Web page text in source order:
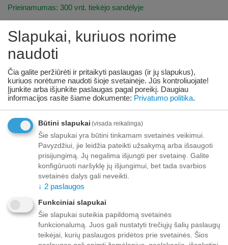
Prieinamumas: 300 vnt. tiekėjo sandėlyje
€1
Prekė
prieinama:
+
− Korejiešu
Pridėti prie pageidavimų sąrašo
Pristatymas
Iki buto durų nuo 70,00 EUR nemokamai!
Iki 69,99 EUR pristatymo mokestis:
Venipak kurjeris – 10,00 EUR
Omniva siuntų automatas - 5,00 EUR
Mokėjimas
Slapukai, kuriuos norime
naudoti
Čia galite peržiūrėti ir pritaikyti paslaugas (ir jų slapukus),
kuriuos norėtume naudoti šioje svetainėje. Jūs kontroliuojate!
Įjunkite arba išjunkite paslaugas pagal poreikį. Daugiau
informacijos rasite šiame dokumente: Privatumo politika.
Būtini slapukai (visada reikalinga)
Šie slapukai yra būtini tinkamam svetainės veikimui.
Pavyzdžiui, jie leidžia pateikti užsakymą arba išsaugoti
prisijungimą. Jų negalima išjungti per svetainę. Galite
konfigūruoti naršyklę jų išjungimui, bet tada svarbios
svetainės dalys gali neveikti.
↓ 2 paslaugos
Funkciniai slapukai
Šie slapukai suteikia papildomą svetainės
funkcionalumą. Juos gali nustatyti trečiųjų šalių paslaugų
teikėjai, kurių paslaugos pridėtos prie svetainės. Šios